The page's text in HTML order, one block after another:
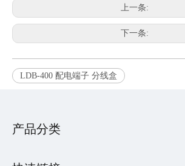
上一条:
下一条:
LDB-400 配电端子 分线盒
产品分类